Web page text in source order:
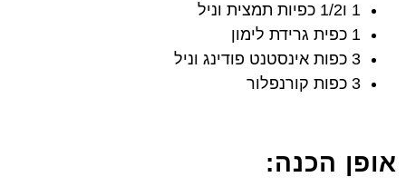
1 ו1/2 כפיות תמצית וניל
1 כפית גרידת לימון
3 כפות אינסטנט פודינג וניל
3 כפות קורנפלור
אופן הכנה: